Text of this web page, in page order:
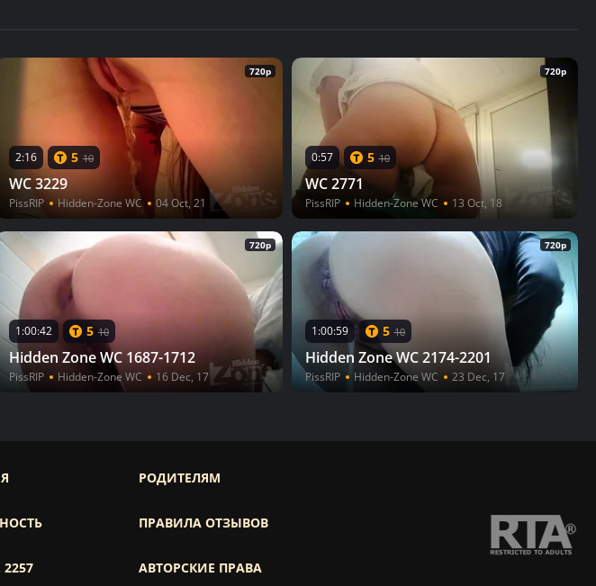
720p
2:16 5 10
WC 3229
PissRIP Hidden-Zone WC 04 Oct, 21
720p
0:57 5 10
WC 2771
PissRIP Hidden-Zone WC 13 Oct, 18
720p
1:00:42 5 10
Hidden Zone WC 1687-1712
PissRIP Hidden-Zone WC 16 Dec, 17
720p
1:00:59 5 10
Hidden Zone WC 2174-2201
PissRIP Hidden-Zone WC 23 Dec, 17
2257
РОДИТЕЛЯМ
ПРАВИЛА ОТЗЫВОВ
АВТОРСКИЕ ПРАВА